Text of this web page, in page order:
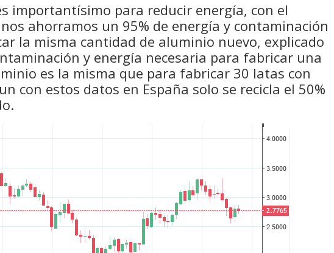
importantísimo para reducir energía, con el
ahorramos un 95% de energía y contaminación
la misma cantidad de aluminio nuevo, explicado
y energía necesaria para fabricar una
es la misma que para fabricar 30 latas con
con estos datos en España solo se recicla el 50%